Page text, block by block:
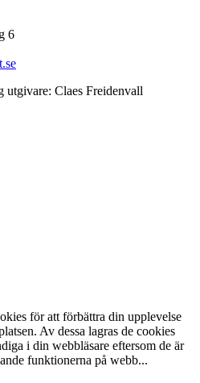
6
utgivare: Claes Freidenvall
för att förbättra din upplevelse
Av dessa lagras de cookies
i din webbläsare eftersom de är
funktionerna på webb...